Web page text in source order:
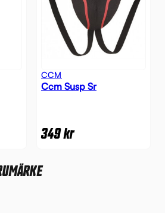
CCM
Ccm Susp Sr
349kr